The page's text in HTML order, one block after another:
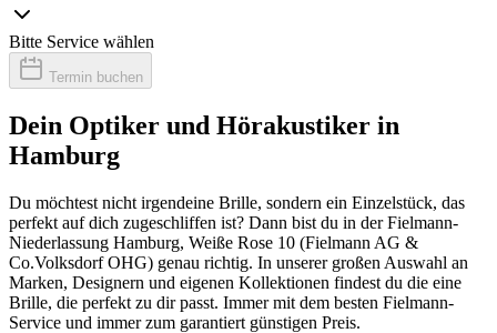
Bitte Service wählen
Termin buchen
Dein Optiker und Hörakustiker in
Hamburg
Du möchtest nicht irgendeine Brille, sondern ein Einzelstück, das
perfekt auf dich zugeschliffen ist? Dann bist du in der Fielmann-
Niederlassung Hamburg, Weiße Rose 10 (Fielmann AG &
Co.Volksdorf OHG) genau richtig. In unserer großen Auswahl an
Marken, Designern und eigenen Kollektionen findest du die eine
Brille, die perfekt zu dir passt. Immer mit dem besten Fielmann-
Service und immer zum garantiert günstigen Preis.